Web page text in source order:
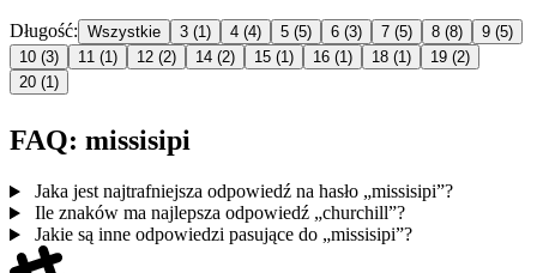
Długość: Wszystkie 3 (1) 4 (4) 5 (5) 6 (3) 7 (5) 8 (8) 9 (5)
10 (3) 11 (1) 12 (2) 14 (2) 15 (1) 16 (1) 18 (1) 19 (2)
20 (1)
FAQ: missisipi
Jaka jest najtrafniejsza odpowiedź na hasło „missisipi”?
Ile znaków ma najlepsza odpowiedź „churchill”?
Jakie są inne odpowiedzi pasujące do „missisipi”?